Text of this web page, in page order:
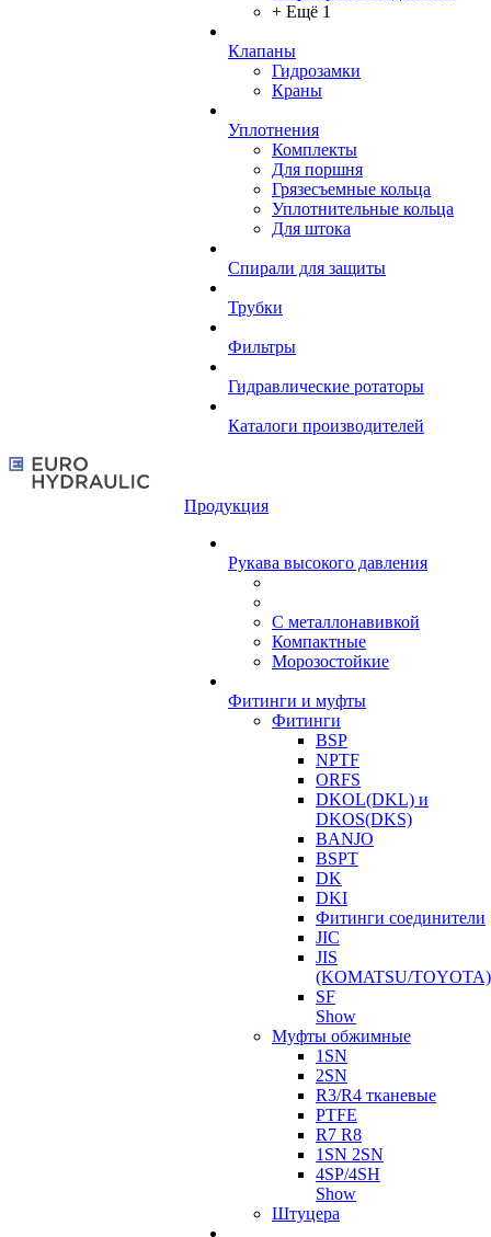
+ Ещё 1
Клапаны
Гидрозамки
Краны
Уплотнения
Комплекты
Для поршня
Грязесъемные кольца
Уплотнительные кольца
Для штока
Спирали для защиты
Трубки
Фильтры
Гидравлические ротаторы
Каталоги производителей
Продукция
Рукава высокого давления
С металлонавивкой
Компактные
Морозостойкие
Фитинги и муфты
Фитинги
BSP
NPTF
ORFS
DKOL(DKL) и
DKOS(DKS)
BANJO
BSPT
DK
DKI
Фитинги соединители
JIC
JIS
(KOMATSU/TOYOTA)
SF
Show
Муфты обжимные
1SN
2SN
R3/R4 тканевые
PTFE
R7 R8
1SN 2SN
4SP/4SH
Show
Штуцера